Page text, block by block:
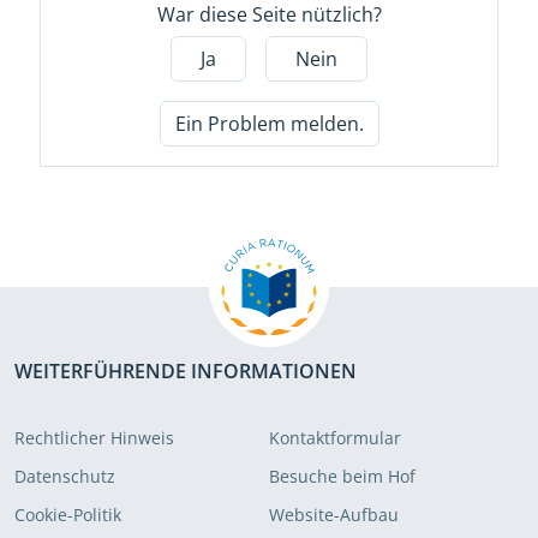
War diese Seite nützlich?
Ja
Nein
Ein Problem melden.
WEITERFÜHRENDE INFORMATIONEN
Rechtlicher Hinweis
Kontaktformular
Datenschutz
Besuche beim Hof
Cookie-Politik
Website-Aufbau